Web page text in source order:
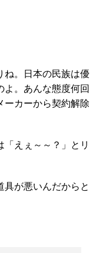
ね。日本の民族は優
よ。あんな態度何回
ーカーから契約解除
えぇ～～？」とリ
具が悪いんだからと